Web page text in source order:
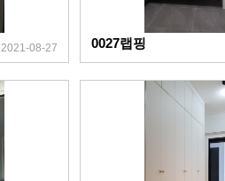
2021-08-27 0027랩핑